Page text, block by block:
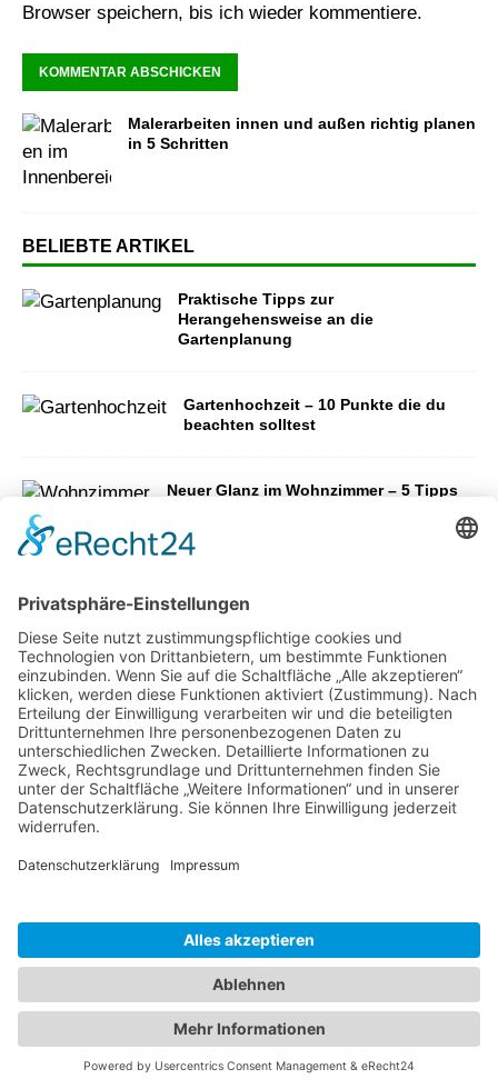
Browser speichern, bis ich wieder kommentiere.
Malerarbeiten innen und außen richtig planen
in 5 Schritten
BELIEBTE ARTIKEL
Praktische Tipps zur
Herangehensweise an die
Gartenplanung
Gartenhochzeit – 10 Punkte die du
beachten solltest
Neuer Glanz im Wohnzimmer – 5 Tipps
Kunstrasen für den Garten so beliebt wie
nie zuvor
Wie aus ungenutzten Flächen neue
Aufenthaltsbereiche werden können
Was Sie über Pflanzen wissen
sollten!
Impressum | Datenschutz